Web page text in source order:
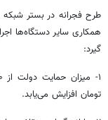
طرحفجرانه در بستر
همکاری سایر دستگاه‌ها
گیرد:
تومان افزایش می‌یابد.